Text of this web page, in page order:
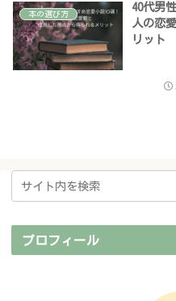
本の選び方
40代男
人の恋
リット
プロフィール